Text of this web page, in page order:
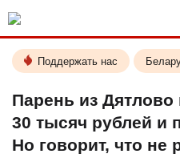
Поддержать нас
Парень из
30 тысяч рублей и
Но говорит, что не